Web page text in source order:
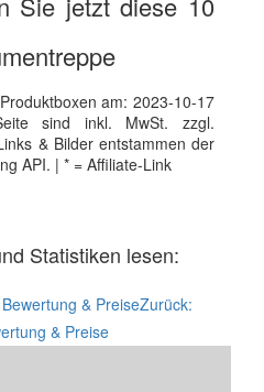
am: 2023-10-17
sind inkl. MwSt. zzgl.
& Bilder entstammen der
API. | * = Affiliate-Link
Statistiken lesen:
& PreiseZurück:
& Preise